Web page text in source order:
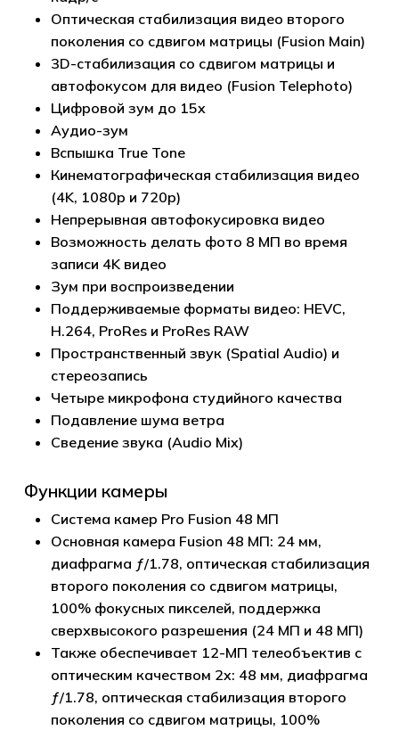
Оптическая стабилизация видео второго
поколения со сдвигом матрицы (Fusion Main)
3D-стабилизация со сдвигом матрицы и
автофокусом для видео (Fusion Telephoto)
Цифровой зум до 15x
Аудио-зум
Вспышка True Tone
Кинематографическая стабилизация видео
(4K, 1080p и 720p)
Непрерывная автофокусировка видео
Возможность делать фото 8 МП во время
записи 4K видео
Зум при воспроизведении
Поддерживаемые форматы видео: HEVC,
H.264, ProRes и ProRes RAW
Пространственный звук (Spatial Audio) и
стереозапись
Четыре микрофона студийного качества
Подавление шума ветра
Сведение звука (Audio Mix)
Функции камеры
Система камер Pro Fusion 48 МП
Основная камера Fusion 48 МП: 24 мм,
диафрагма ƒ/1.78, оптическая стабилизация
второго поколения со сдвигом матрицы,
100% фокусных пикселей, поддержка
сверхвысокого разрешения (24 МП и 48 МП)
Также обеспечивает 12-МП телеобъектив с
оптическим качеством 2x: 48 мм, диафрагма
ƒ/1.78, оптическая стабилизация второго
поколения со сдвигом матрицы, 100%